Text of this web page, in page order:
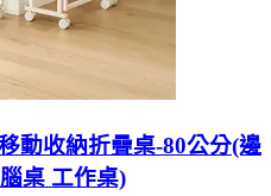
動收納折疊桌-80公分(邊
桌 工作桌)